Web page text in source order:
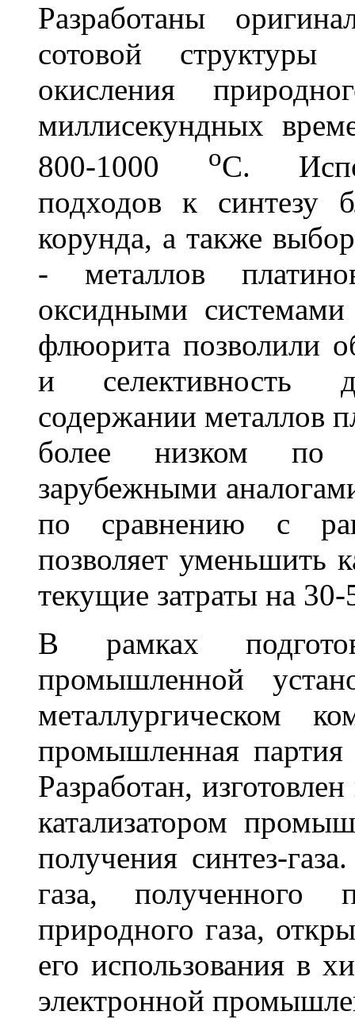
Разработаны
сотовой структуры
окисления
миллисекундных
800-1000
оС.
подходов к синтезу
корунда, а также
- металлов
оксидными
флюорита позволили
и селективность
содержании металлов
более низком по
зарубежными
по сравнению с
позволяет уменьшить
текущие затраты на
В рамках
промышленной
металлургическом
промышленная партия
Разработан,
катализатором
получения синтез-
газа, полученного
природного газа,
его использования в
электронной